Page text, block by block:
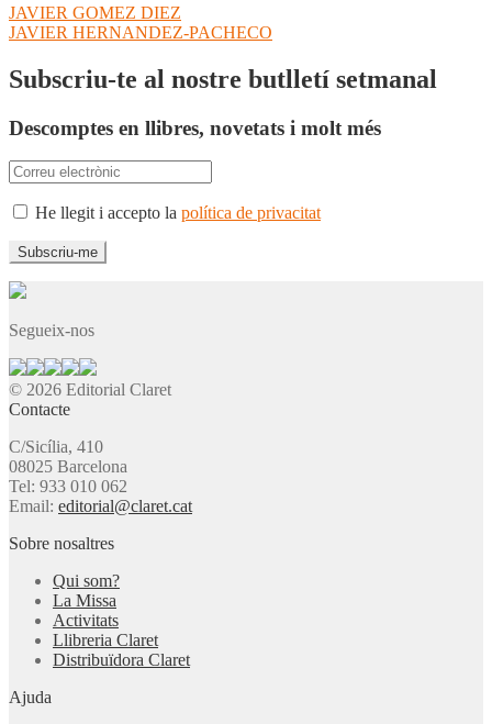
Navegació
d'entrades
Entrada
anterior:
JAVIER GOMEZ DIEZ
Pròxima
JAVIER HERNANDEZ-PACHECO
Subscriu-te al nostre butlletí setmanal
Descomptes en llibres, novetats i molt més
He llegit i accepto la política de privacitat
Segueix-nos
© 2026 Editorial Claret
Contacte
C/Sicília, 410
08025 Barcelona
Tel: 933 010 062
Email: editorial@claret.cat
Sobre nosaltres
Qui som?
La Missa
Activitats
Llibreria Claret
Distribuïdora Claret
Ajuda